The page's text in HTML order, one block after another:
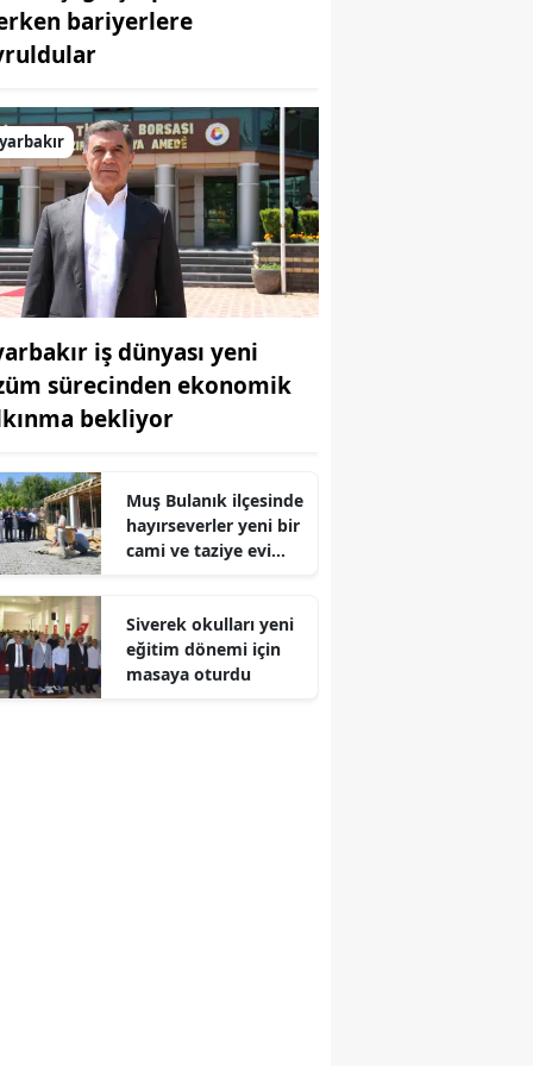
Bilecik
Bitlis
Bolu
Burdur
Bursa
Çanakkale
Çankırı
Çorum
Diyarbakır
Edirne
Erzincan
bariyerlere
iş dünyası yeni
sürecinden ekonomik
bekliyor
Muş Bulanık ilçesinde
hayırseverler yeni bir
cami ve taziye evi
Siverek okulları yeni
eğitim dönemi için
masaya oturdu